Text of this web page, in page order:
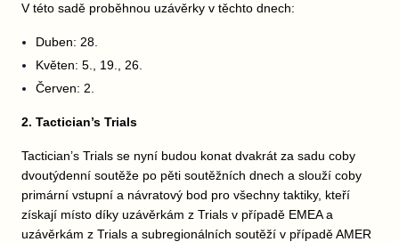
V této sadě proběhnou uzávěrky v těchto dnech:
Duben: 28.
Květen: 5., 19., 26.
Červen: 2.
2. Tactician’s Trials
Tactician’s Trials se nyní budou konat dvakrát za sadu coby
dvoutýdenní soutěže po pěti soutěžních dnech a slouží coby
primární vstupní a návratový bod pro všechny taktiky, kteří
získají místo díky uzávěrkám z Trials v případě EMEA a
uzávěrkám z Trials a subregionálních soutěží v případě AMER